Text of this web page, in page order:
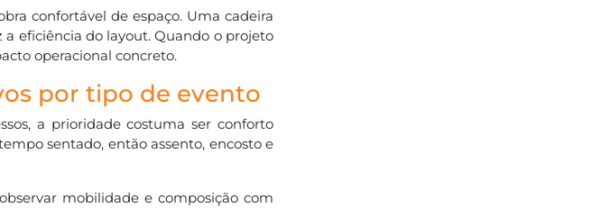
confortável de espaço. Uma cadeira
eficiência do layout. Quando o projeto
operacional concreto.
por tipo de evento
a prioridade costuma ser conforto
sentado, então assento, encosto e
mobilidade e composição com